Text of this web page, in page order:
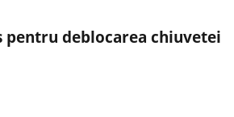
pentru deblocarea chiuvetei